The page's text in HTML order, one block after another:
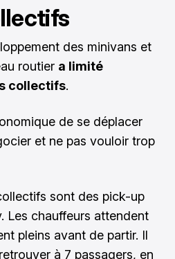
des minivans et
routier a limité
collectifs.
de se déplacer
et ne pas vouloir trop
sont des pick-up
Les chauffeurs attendent
pleins avant de partir. Il
à 7 passagers, en